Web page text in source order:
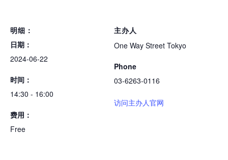
明细：
日期：
2024-06-22
时间：
14:30 - 16:00
费用：
Free
主办人
One Way Street Tokyo
Phone
03-6263-0116
访问主办人官网